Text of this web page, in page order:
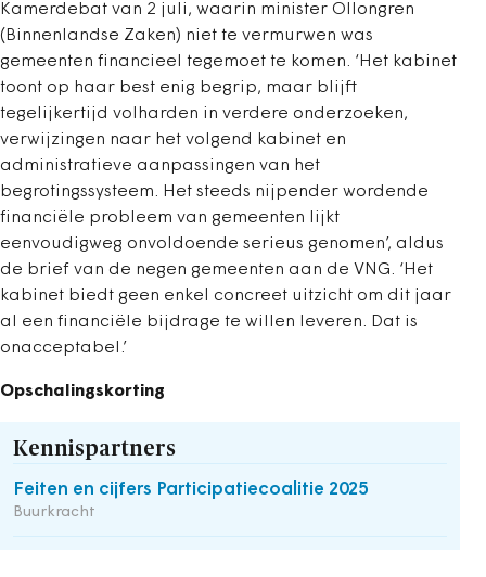
Kamerdebat van 2 juli, waarin minister Ollongren
(Binnenlandse Zaken) niet te vermurwen was
gemeenten financieel tegemoet te komen. ‘Het kabinet
toont op haar best enig begrip, maar blijft
tegelijkertijd volharden in verdere onderzoeken,
verwijzingen naar het volgend kabinet en
administratieve aanpassingen van het
begrotingssysteem. Het steeds nijpender wordende
financiële probleem van gemeenten lijkt
eenvoudigweg onvoldoende serieus genomen’, aldus
de brief van de negen gemeenten aan de VNG. ‘Het
kabinet biedt geen enkel concreet uitzicht om dit jaar
al een financiële bijdrage te willen leveren. Dat is
onacceptabel.’
Opschalingskorting
Kennispartners
Feiten en cijfers Participatiecoalitie 2025
Buurkracht